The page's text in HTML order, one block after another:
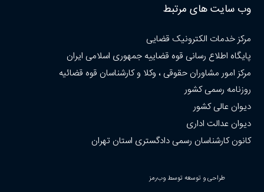
وب سایت های مرتبط
مرکز خدمات الکترونیک قضایی
پایگاه اطلاع رسانی قوه قضاییه جمهوری اسلامی ایران
مرکز امور مشاوران حقوقی ، وکلا و کارشناسان قوه قضائیه
روزنامه رسمی کشور
دیوان عالی کشور
دیوان عدالت اداری
کانون کارشناسان رسمی دادگستری استان تهران
طراحی و توسعه توسط وب‌رمز